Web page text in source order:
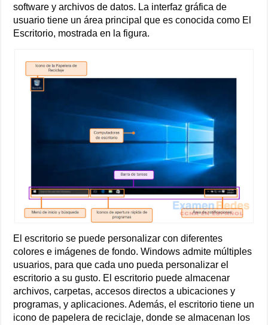
software y archivos de datos. La interfaz gráfica de
usuario tiene un área principal que es conocida como El
Escritorio, mostrada en la figura.
El escritorio se puede personalizar con diferentes
colores e imágenes de fondo. Windows admite múltiples
usuarios, para que cada uno pueda personalizar el
escritorio a su gusto. El escritorio puede almacenar
archivos, carpetas, accesos directos a ubicaciones y
programas, y aplicaciones. Además, el escritorio tiene un
icono de papelera de reciclaje, donde se almacenan los